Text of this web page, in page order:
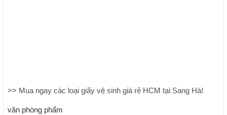
>> Mua ngay các loại giấy vệ sinh giá rẻ HCM tại Sang Hà!
văn phòng phẩm